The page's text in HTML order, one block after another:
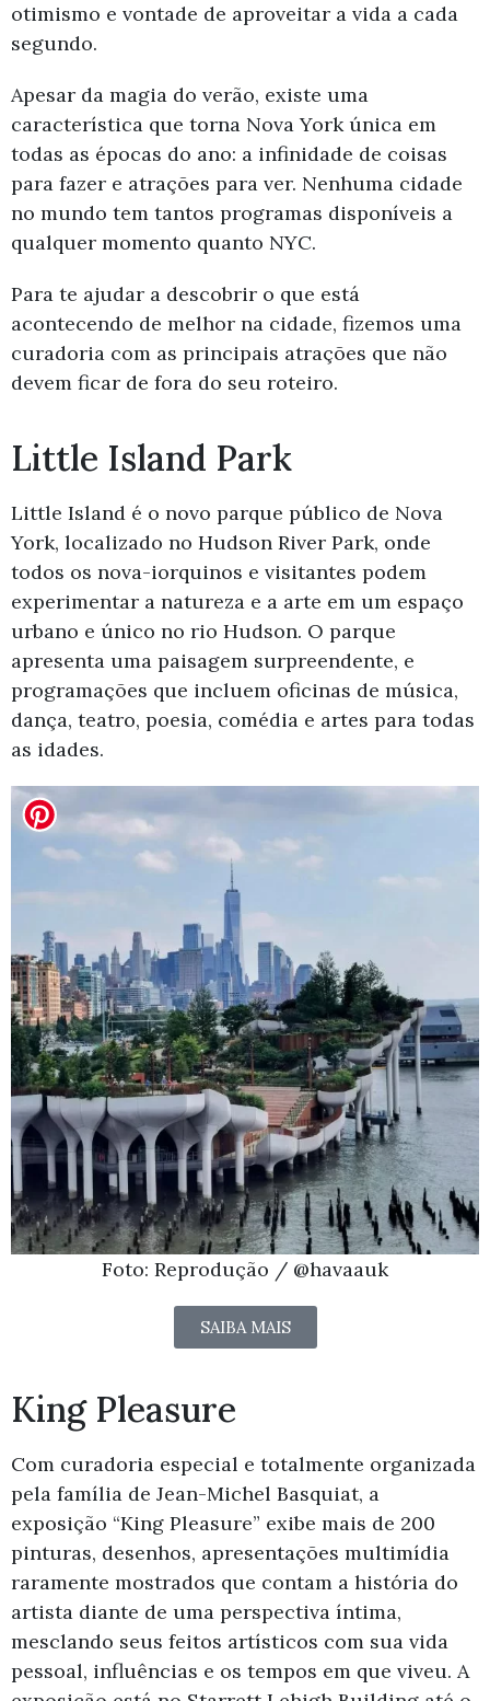
otimismo e vontade de aproveitar a vida a cada
segundo.
Apesar da magia do verão, existe uma
característica que torna Nova York única em
todas as épocas do ano: a infinidade de coisas
para fazer e atrações para ver. Nenhuma cidade
no mundo tem tantos programas disponíveis a
qualquer momento quanto NYC.
Para te ajudar a descobrir o que está
acontecendo de melhor na cidade, fizemos uma
curadoria com as principais atrações que não
devem ficar de fora do seu roteiro.
Little Island Park
Little Island é o novo parque público de Nova
York, localizado no Hudson River Park, onde
todos os nova-iorquinos e visitantes podem
experimentar a natureza e a arte em um espaço
urbano e único no rio Hudson. O parque
apresenta uma paisagem surpreendente, e
programações que incluem oficinas de música,
dança, teatro, poesia, comédia e artes para todas
as idades.
Foto: Reprodução / @havaauk
SAIBA MAIS
King Pleasure
Com curadoria especial e totalmente organizada
pela família de Jean-Michel Basquiat, a
exposição “King Pleasure” exibe mais de 200
pinturas, desenhos, apresentações multimídia
raramente mostrados que contam a história do
artista diante de uma perspectiva íntima,
mesclando seus feitos artísticos com sua vida
pessoal, influências e os tempos em que viveu. A